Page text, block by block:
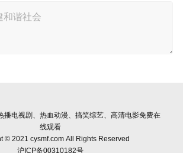
播电视剧、热血动漫、搞笑综艺、高清电影免费在
线观看
© 2021 cysmf.com All Rights Reserved
沪ICP备00310182号